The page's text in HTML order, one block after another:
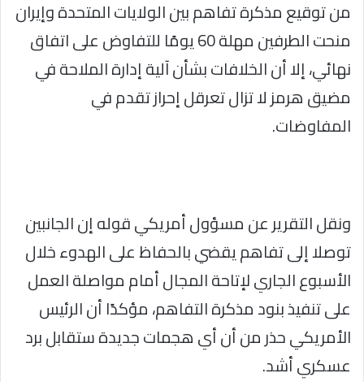
من توقيع مذكرة تفاهم بين الولايات المتحدة وإيران
منحت الطرفين مهلة 60 يومًا للتفاوض على اتفاق
نهائي، إلا أن الخلافات بشأن آلية إدارة الملاحة في
مضيق هرمز لا تزال تعرقل إحراز تقدم في
المفاوضات.
ونقل التقرير عن مسؤول أمريكي قوله إن الجانبين
توصلا إلى تفاهم يقضي بالحفاظ على الهدوء خلال
الأسبوع الجاري لإتاحة المجال أمام مواصلة العمل
على تنفيذ بنود مذكرة التفاهم، مؤكدًا أن الرئيس
الأمريكي حذر من أن أي هجمات جديدة ستقابل برد
عسكري أشد.